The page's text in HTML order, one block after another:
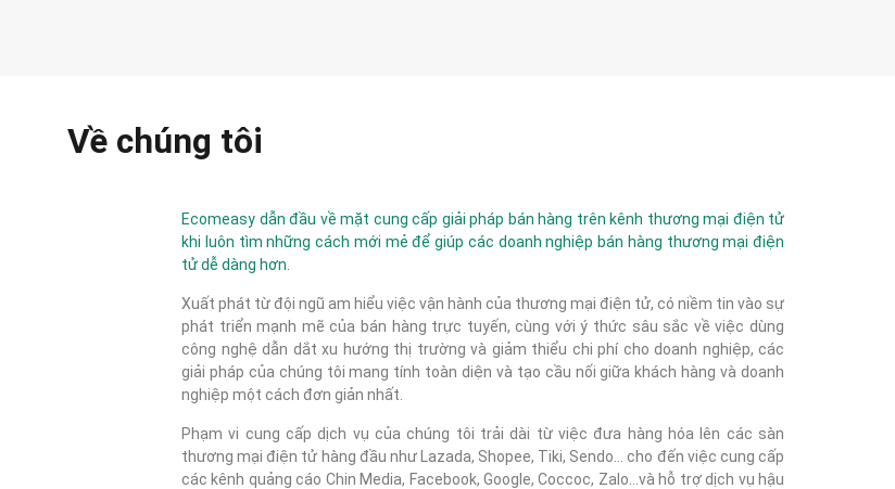
Về chúng tôi
Ecomeasy dẫn đầu về mặt cung cấp giải pháp bán hàng trên kênh thương mại điện tử
khi luôn tìm những cách mới mẻ để giúp các doanh nghiệp bán hàng thương mại điện
tử dễ dàng hơn.
Xuất phát từ đội ngũ am hiểu việc vận hành của thương mại điện tử, có niềm tin vào sự
phát triển mạnh mẽ của bán hàng trực tuyến, cùng với ý thức sâu sắc về việc dùng
công nghệ dẫn dắt xu hướng thị trường và giảm thiểu chi phí cho doanh nghiệp, các
giải pháp của chúng tôi mang tính toàn diện và tạo cầu nối giữa khách hàng và doanh
nghiệp một cách đơn giản nhất.
Phạm vi cung cấp dịch vụ của chúng tôi trải dài từ việc đưa hàng hóa lên các sàn
thương mại điện tử hàng đầu như Lazada, Shopee, Tiki, Sendo... cho đến việc cung cấp
các kênh quảng cáo Chin Media, Facebook, Google, Coccoc, Zalo...và hỗ trợ dịch vụ hậu